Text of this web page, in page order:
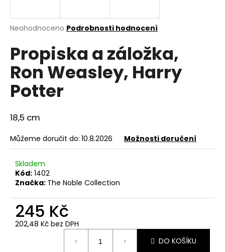
Průměrné
produktu
je
0,0
5
hvězdiček.
Neohodnoceno Podrobnosti hodnocení
Propiska a záložka,
Ron Weasley, Harry
Potter
18,5 cm
Můžeme doručit do: 10.8.2026 Možnosti doručení
Skladem
Kód: 1402
Značka: The Noble Collection
245 Kč
202,48 Kč bez DPH
DO KOŠÍKU
j
t
?
D
o
p
u
č